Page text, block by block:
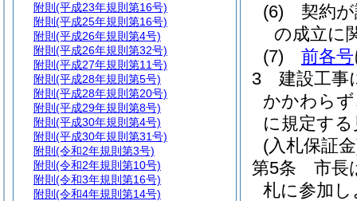
(6)
契約
の成立に
(7)
前各号
3
建設工事
かかわら
に規定す
(入札保証
第5条
市長
札に参加
附則 (平成23年規則第16号)
附則 (平成25年規則第16号)
附則 (平成26年規則第4号)
附則 (平成26年規則第32号)
附則 (平成27年規則第11号)
附則 (平成28年規則第5号)
附則 (平成28年規則第20号)
附則 (平成29年規則第8号)
附則 (平成30年規則第4号)
附則 (平成30年規則第31号)
附則 (令和2年規則第3号)
附則 (令和2年規則第10号)
附則 (令和3年規則第16号)
附則 (令和4年規則第14号)